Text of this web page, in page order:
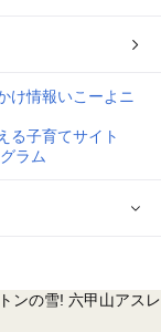
出かけ